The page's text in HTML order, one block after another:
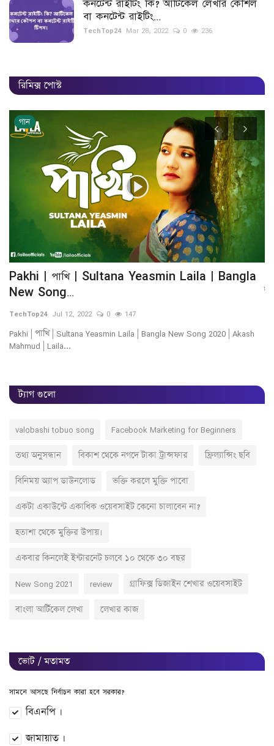
কনটেন্ট রাইটিং কি? আর্টিকেল লেখার কৌশল
বা কনটেন্ট রাইটিং...
TechTop24 Mar 28, 2022 0 236
রিমিক্স পোস্ট
গান
Pakhi | পাখি | Sultana Yeasmin Laila | Bangla
New Song...
TechTop24 Jul 12, 2022 0 147
Pakhi | পাখি | Sultana Yeasmin Laila | Bangla New Song 2020 | Akash
Mahmud | Laila...
ট্যাগ গুলো
valobashi tobuo song Facebook Marketing for Beginners
তথ্য অনুসন্ধান বিকাশ থেকে নগদে টাকা ট্রান্সফার ফ্রিল্যান্সিং ছবি
বিনিময় অ্যাপ ডাউনলোড ভক্তি করলে মুক্তি পাবো
একটা একাউন্টে একাধিক ওয়েবসাইট কেনো চালাবেন না?
হতাশা থেকে মুক্তির উপায়।
একবার কিনলেই ইন্টারনেট চলবে ১০ থেকে ৩০ বছর
New Song 2021 review গ্রাফিক্স ডিজাইন শেখার ওয়েবসাইট
বাংলা আর্টিকেল লেখা লেখার কাজ
ভোট / মতামত
সামনে আসছে নির্বাচন কারা হবে সরকার?
বিএনপি ।
জামায়াত ।